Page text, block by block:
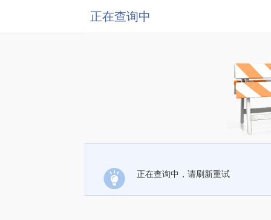
正在查询中
正在查询中，请刷新重试